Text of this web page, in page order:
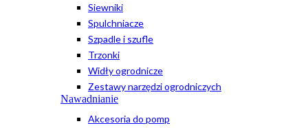
Siewniki
Spulchniacze
Szpadle i szufle
Trzonki
Widły ogrodnicze
Zestawy narzędzi ogrodniczych
Nawadnianie
Akcesoria do pomp